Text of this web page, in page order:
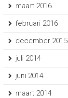
maart 2016
februari 2016
december 2015
juli 2014
juni 2014
maart 2014